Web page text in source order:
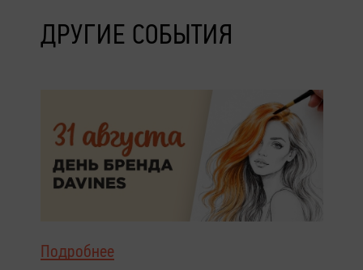
ДРУГИЕ СОБЫТИЯ
Подробнее